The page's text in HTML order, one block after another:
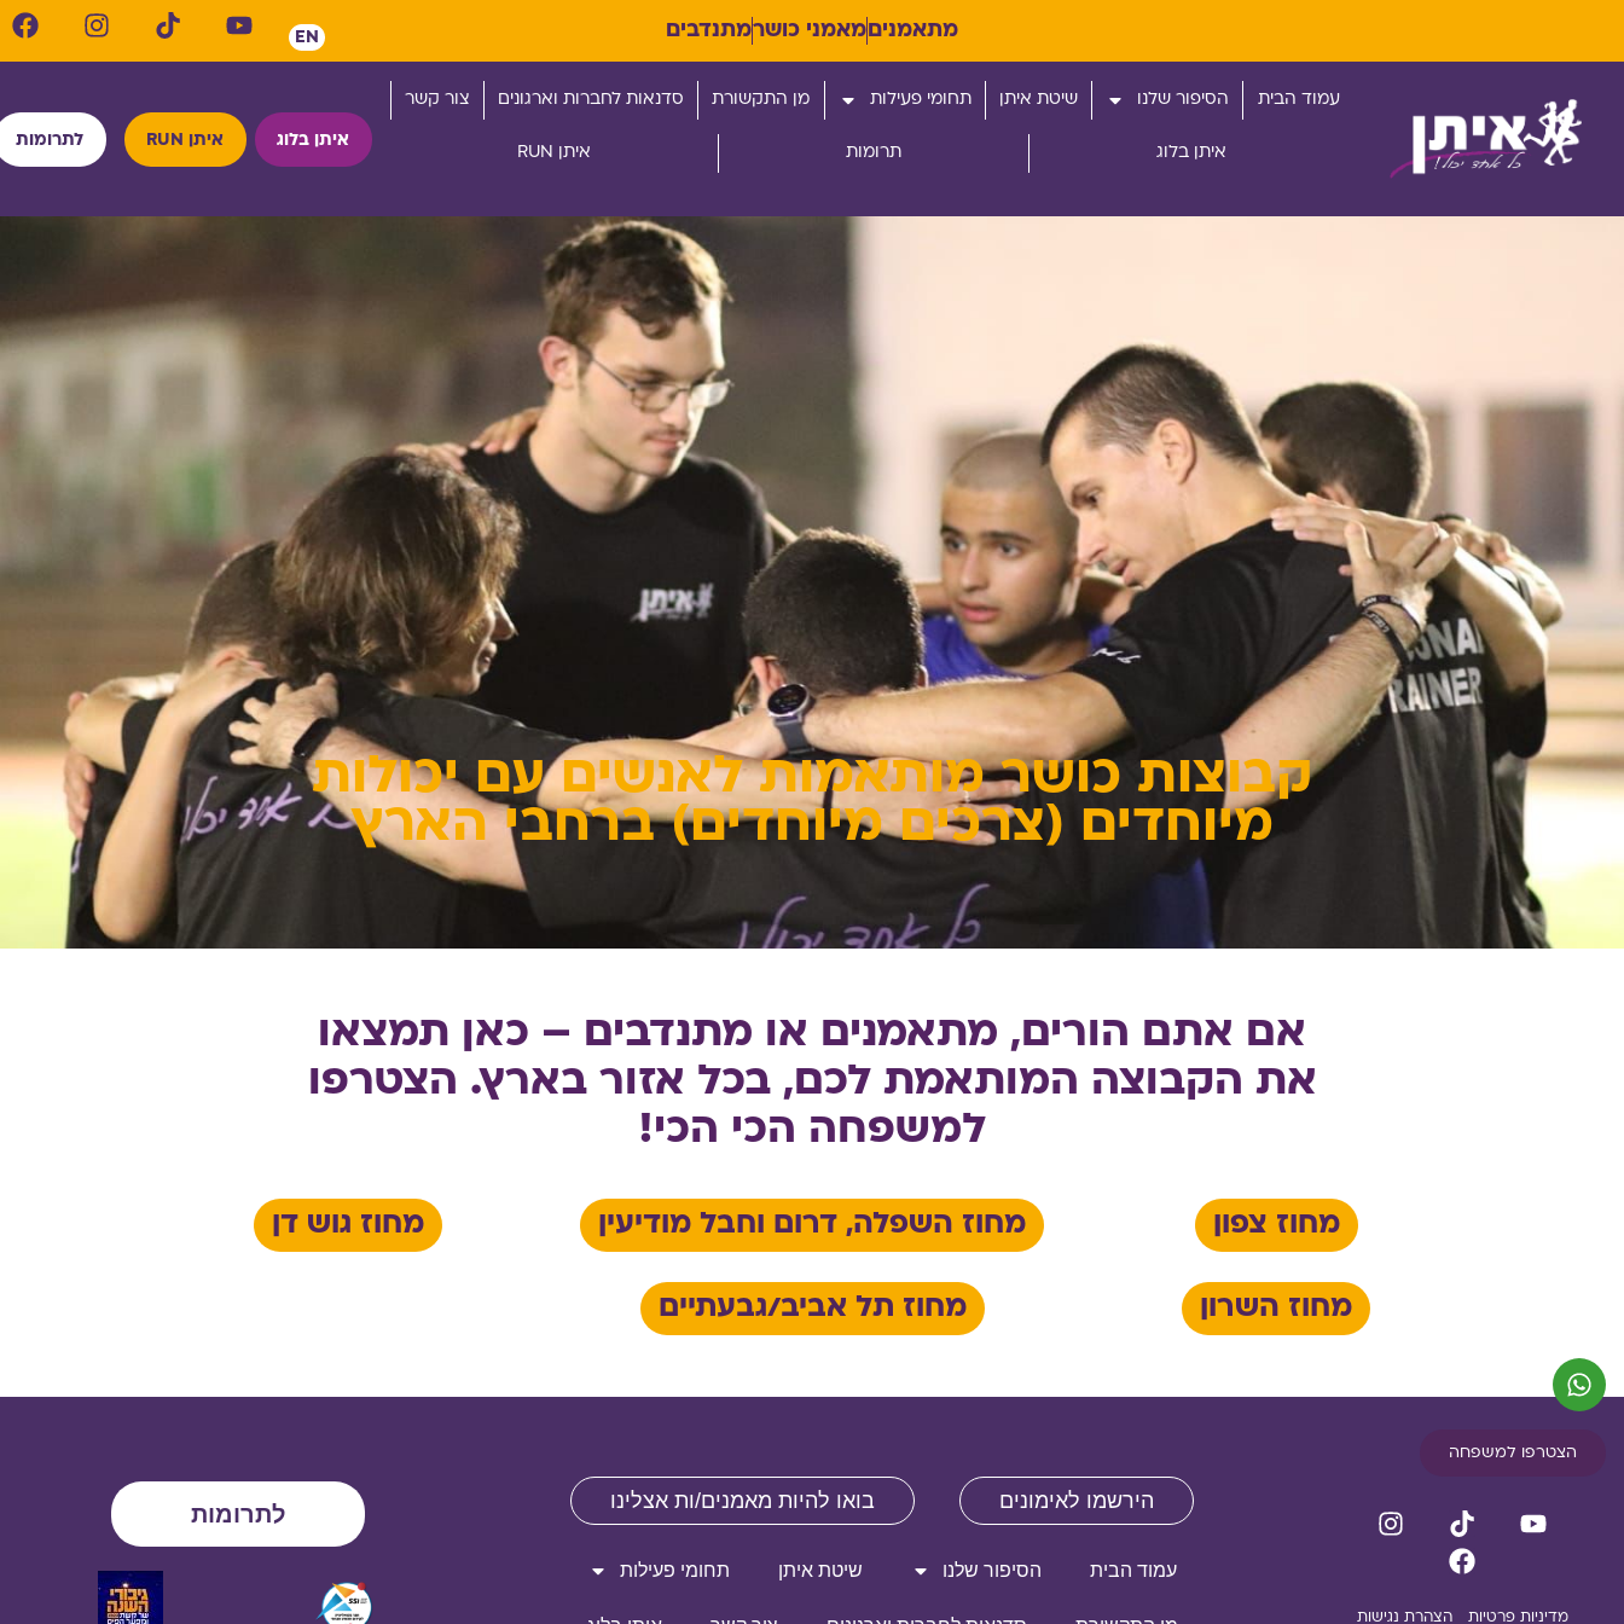
מתאמנים מאמני כושרמתנדבים EN
עמוד הבית הסיפור שלנו שיטת איתן תחומי פעילות מן התקשורת סדנאות לחברות וארגונים צור קשר
איתן בלוג תרומות איתן RUN
איתן בלוג איתן RUN לתרומות
קבוצות כושר מותאמות לאנשים עם יכולות
מיוחדים (צרכים מיוחדים) ברחבי הארץ
אם אתם הורים, מתאמנים או מתנדבים – כאן תמצאו
את הקבוצה המותאמת לכם, בכל אזור בארץ. הצטרפו
למשפחה הכי הכי!
מחוז צפון מחוז השפלה, דרום וחבל מודיעין מחוז גוש דן
מחוז השרון מחוז תל אביב/גבעתיים
מדיניות פרטיות הצהרת נגישות
הצטרפו למשפחה
הירשמו לאימונים בואו להיות מאמנים/ות אצלינו
עמוד הבית הסיפור שלנו שיטת איתן תחומי פעילות
לתרומות